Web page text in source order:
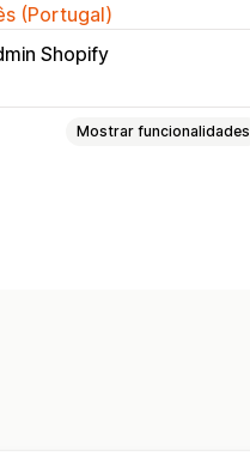
(Portugal)
Shopify
Mostrar funcionalidades